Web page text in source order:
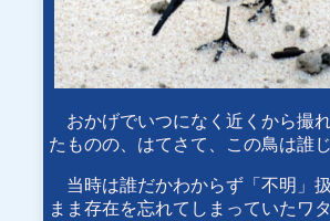
おかげでいつになく近くから撮
たものの、はてさて、この鳥は誰
当時は誰だかわからず「不明」
まま存在を忘れてしまっていたワタ